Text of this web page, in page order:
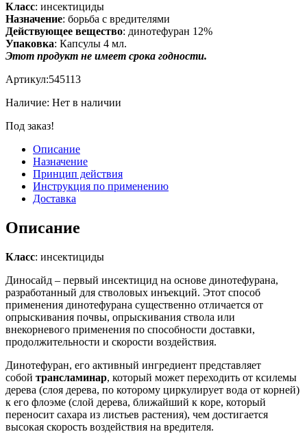
Класс: инсектициды
Назначение: борьба с вредителями
Действующее вещество: динотефуран 12%
Упаковка: Капсулы 4 мл.
Этот продукт не имеет срока годности.
Артикул:545113
Наличие: Нет в наличии
Под заказ!
Описание
Назначение
Принцип действия
Инструкция по применению
Доставка
Описание
Класс: инсектициды
Диносайд – первый инсектицид на основе динотефурана,
разработанный для стволовых инъекций. Этот способ
применения динотефурана существенно отличается от
опрыскивания почвы, опрыскивания ствола или
внекорневого применения по способности доставки,
продолжительности и скорости воздействия.
Динотефуран, его активный ингредиент представляет
собой трансламинар, который может переходить от ксилемы
дерева (слоя дерева, по которому циркулирует вода от корней)
к его флоэме (слой дерева, ближайший к коре, который
переносит сахара из листьев растения), чем достигается
высокая скорость воздействия на вредителя.